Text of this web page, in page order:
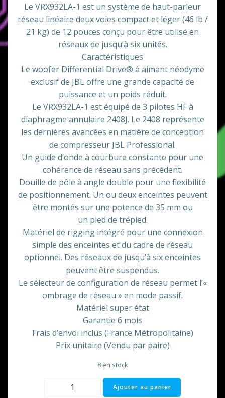
Le VRX932LA-1 est un système de haut-parleur
réseau linéaire deux voies compact et léger (46 lb /
21 kg) de 12 pouces conçu pour être utilisé en
réseaux de jusqu’à six unités.
Caractéristiques
Le woofer Differential Drive® à aimant néodyme
exclusif de JBL offre une grande capacité de
puissance et un poids réduit.
Le VRX932LA-1 est équipé de 3 pilotes HF à
diaphragme annulaire 2408J. Le 2408 représente
les dernières avancées en matière de conception
de compresseur JBL Professional.
Un guide d’onde à courbure constante pour une
cohérence de réseau sans précédent.
Douille de pôle à angle double pour une flexibilité
de positionnement. Un ou deux enceintes peuvent
être montés sur une potence de 35 mm ou
un pied de trépied.
Matériel de rigging intégré pour une connexion
simple des enceintes et du cadre de réseau
optionnel. Des réseaux de jusqu’à six enceintes
peuvent être suspendus.
Le sélecteur de configuration de réseau permet l’«
ombrage de réseau » en mode passif.
Matériel super état
Garantie 6 mois
Frais d’envoi inclus (France Métropolitaine)
Prix unitaire (Vendu par paire)
8 en stock
quantité
Ajouter au panier